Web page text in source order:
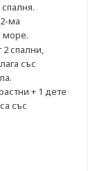
ма
море.
2 спални,
със
+ 1 дете
със